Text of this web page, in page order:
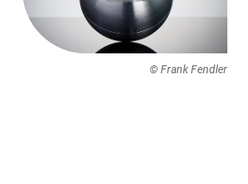
© Frank Fendler